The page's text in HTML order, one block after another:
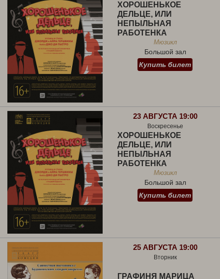
ХОРОШЕНЬКОЕ
ДЕЛЬЦЕ, ИЛИ
НЕПЫЛЬНАЯ
РАБОТЕНКА
Мюзикл
Большой зал
Купить билет
23 АВГУСТА 19:00
Воскресенье
ХОРОШЕНЬКОЕ
ДЕЛЬЦЕ, ИЛИ
НЕПЫЛЬНАЯ
РАБОТЕНКА
Мюзикл
Большой зал
Купить билет
25 АВГУСТА 19:00
Вторник
ГРАФИНЯ МАРИЦА